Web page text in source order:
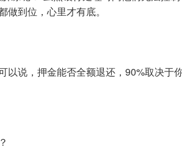
到位，心里才有底。
以说，押金能否全额退还，90%取决于